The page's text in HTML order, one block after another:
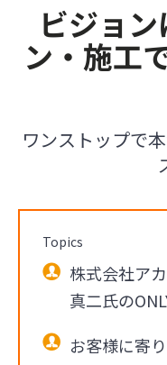
ビジョ
ン・施工
ワンストップで
Topics
株式会社ア
真二氏の
お客様に寄